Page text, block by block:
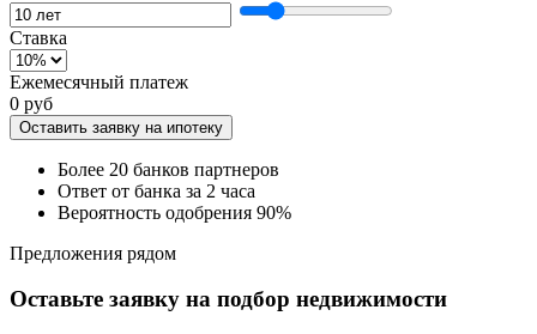
Ставка
Ежемесячный платеж
0 руб
Оставить заявку на ипотеку
Более 20 банков партнеров
Ответ от банка за 2 часа
Вероятность одобрения 90%
Предложения рядом
Оставьте заявку на подбор недвижимости